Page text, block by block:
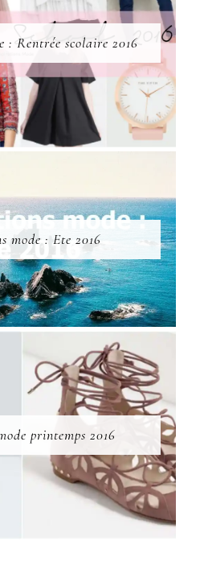
: Rentrée scolaire 2016
mode : Ete 2016
printemps 2016